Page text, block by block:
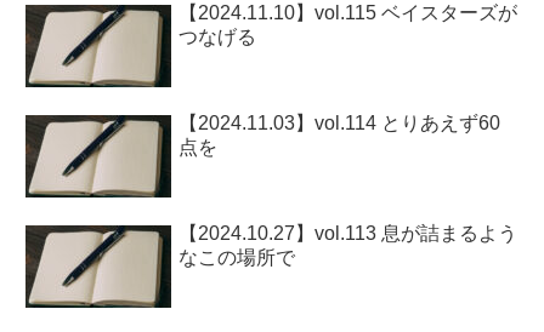
【2024.11.10】vol.115 ベイスターズが
つなげる
【2024.11.03】vol.114 とりあえず60
点を
【2024.10.27】vol.113 息が詰まるよう
なこの場所で